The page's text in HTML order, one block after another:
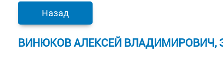
Назад
ВИНЮКОВ АЛЕКСЕЙ ВЛАДИМИРОВИЧ,